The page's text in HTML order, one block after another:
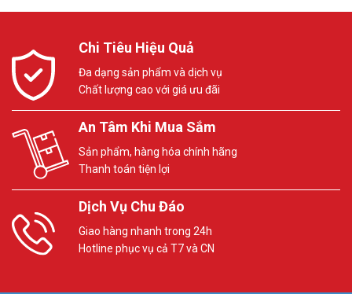
Chi Tiêu Hiệu Quả
Đa dạng sản phẩm và dịch vụ
Chất lượng cao với giá ưu đãi
An Tâm Khi Mua Sắm
Sản phẩm, hàng hóa chính hãng
Thanh toán tiện lợi
Dịch Vụ Chu Đáo
Giao hàng nhanh trong 24h
Hotline phục vụ cả T7 và CN